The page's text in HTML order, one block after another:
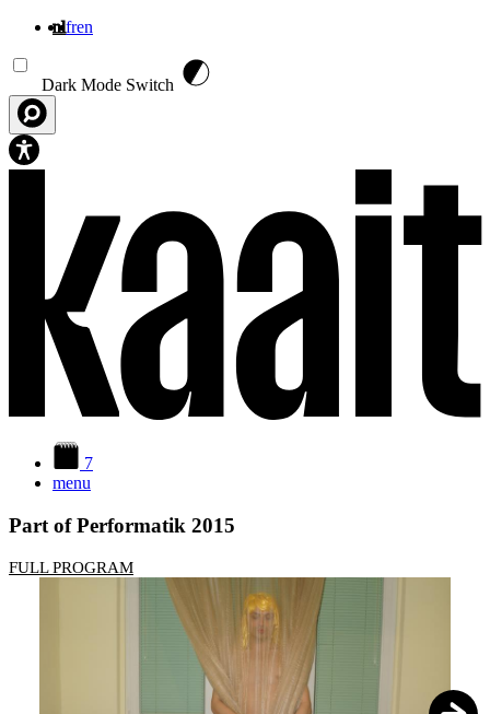
nlfren
Dark Mode Switch
7
menu
Part of Performatik 2015
FULL PROGRAM